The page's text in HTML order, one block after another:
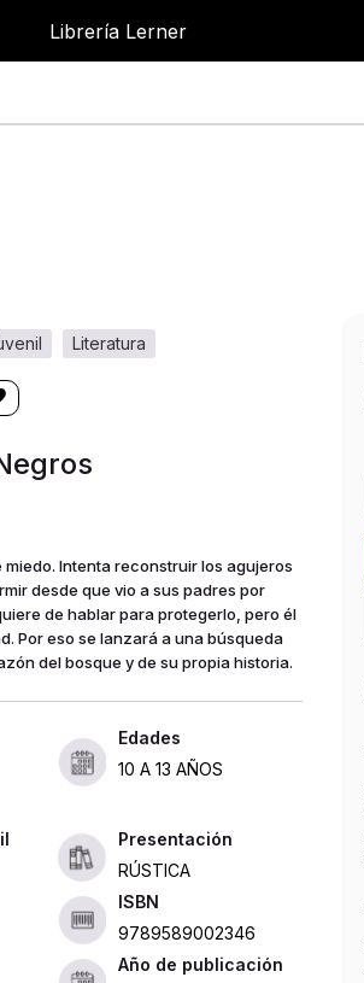
Librería Lerner
literatura
Intenta reconstruir los agujeros
desde que vio a sus padres por
de hablar para protegerlo, pero él
Por eso se lanzará a una búsqueda
del bosque y de su propia historia.
Edades
10 A 13 AÑOS
Presentación
RÚSTICA
ISBN
9789589002346
Año de publicación